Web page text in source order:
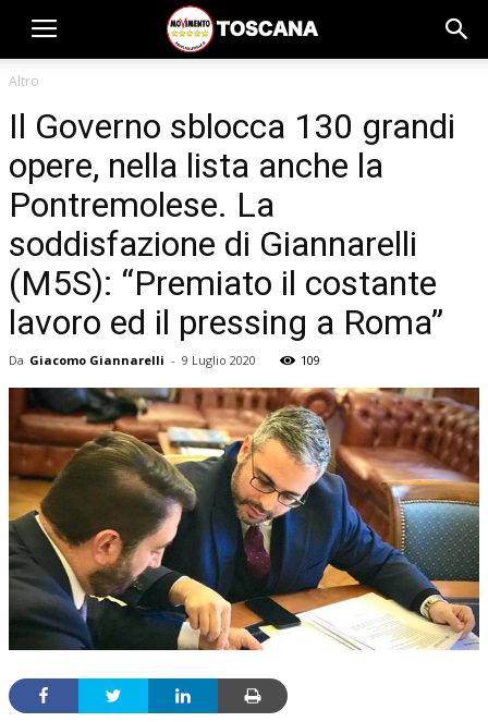
Altro
Il Governo sblocca 130 grandi
opere, nella lista anche la
Pontremolese. La
soddisfazione di Giannarelli
(M5S): “Premiato il costante
lavoro ed il pressing a Roma”
Da Giacomo Giannarelli - 9 Luglio 2020 109